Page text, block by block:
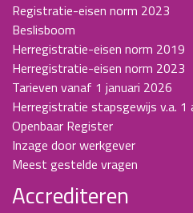
Registratie-eisen norm 2023
Beslisboom
Herregistratie-eisen norm 2019
Herregistratie-eisen norm 2023
Tarieven vanaf 1 januari 2026
Herregistratie stapsgewijs v.a. 1
Openbaar Register
Inzage door werkgever
Meest gestelde vragen
Accrediteren